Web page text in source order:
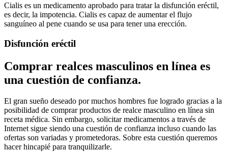
Cialis es un medicamento aprobado para tratar la disfunción eréctil,
es decir, la impotencia. Cialis es capaz de aumentar el flujo
sanguíneo al pene cuando se usa para tener una erección.
Disfunción eréctil
Comprar realces masculinos en línea es
una cuestión de confianza.
El gran sueño deseado por muchos hombres fue logrado gracias a la
posibilidad de comprar productos de realce masculino en línea sin
receta médica. Sin embargo, solicitar medicamentos a través de
Internet sigue siendo una cuestión de confianza incluso cuando las
ofertas son variadas y prometedoras. Sobre esta cuestión queremos
hacer hincapié para tranquilizarle.